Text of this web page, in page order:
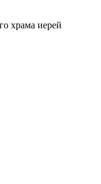
храма иерей